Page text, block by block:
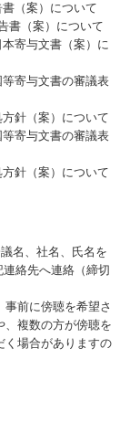
（案）について
書（案）について
寄与文書（案）に
寄与文書の審議表
針（案）について
寄与文書の審議表
針（案）について
名、社名、氏名を
絡先へ連絡（締切
前に傍聴を希望さ
、複数の方が傍聴を
く場合がありますの